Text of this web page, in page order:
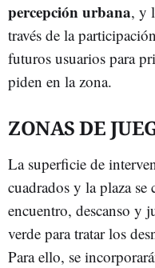
percepción urbana, y
través de la
futuros usuarios para
piden en la zona.
ZONAS DE
La superficie de
cuadrados y la plaza se
encuentro, descanso y
verde para tratar los
Para ello, se